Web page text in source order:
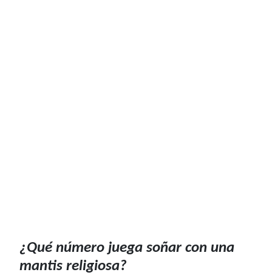
¿Qué número juega soñar con una
mantis religiosa?